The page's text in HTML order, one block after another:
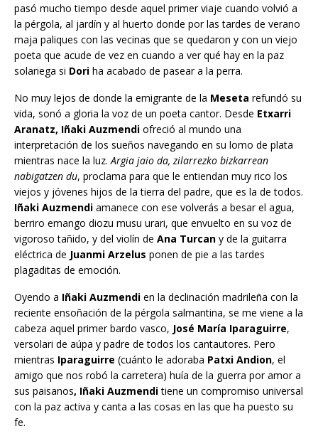
pasó mucho tiempo desde aquel primer viaje cuando volvió a
la pérgola, al jardín y al huerto donde por las tardes de verano
maja paliques con las vecinas que se quedaron y con un viejo
poeta que acude de vez en cuando a ver qué hay en la paz
solariega si Dori ha acabado de pasear a la perra.
No muy lejos de donde la emigrante de la Meseta refundó su
vida, sonó a gloria la voz de un poeta cantor. Desde Etxarri
Aranatz, Iñaki Auzmendi ofreció al mundo una
interpretación de los sueños navegando en su lomo de plata
mientras nace la luz.Argia jaio da, zilarrezko bizkarrean
nabigatzen du, proclama para que le entiendan muy rico los
viejos y jóvenes hijos de la tierra del padre, que es la de todos.
Iñaki Auzmendi amanece con ese volverás a besar el agua,
berriro emango diozu musu urari, que envuelto en su voz de
vigoroso tañido, y del violín de Ana Turcan y de la guitarra
eléctrica de Juanmi Arzelus ponen de pie a las tardes
plagaditas de emoción.
Oyendo a Iñaki Auzmendi en la declinación madrileña con la
reciente ensoñación de la pérgola salmantina, se me viene a la
cabeza aquel primer bardo vasco, José María Iparaguirre,
versolari de aúpa y padre de todos los cantautores. Pero
mientras Iparaguirre (cuánto le adoraba Patxi Andion, el
amigo que nos robó la carretera) huía de la guerra por amor a
sus paisanos, Iñaki Auzmenditiene un compromiso universal
con la paz activa y canta a las cosas en las que ha puesto su
fe.